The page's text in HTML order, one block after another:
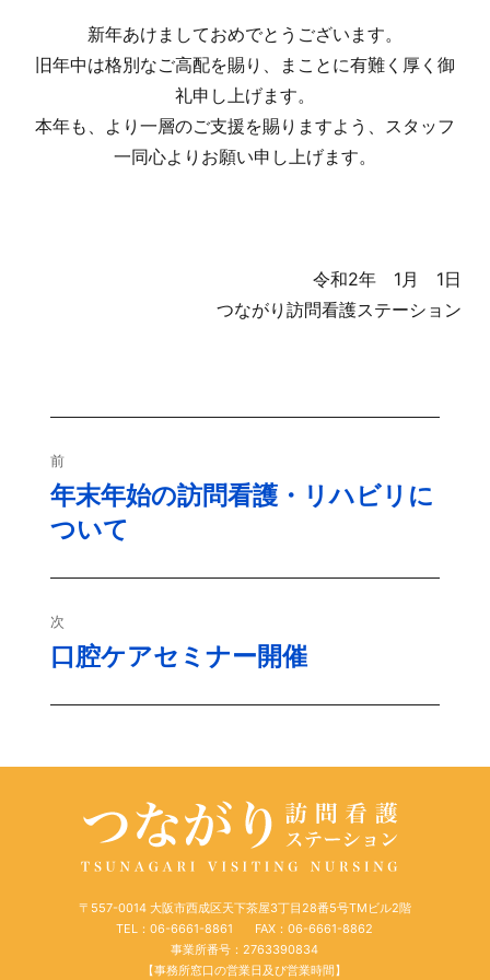
新年あけましておめでとうございます。
旧年中は格別なご高配を賜り、まことに有難く厚く御
礼申し上げます。
本年も、より一層のご支援を賜りますよう、スタッフ
一同心よりお願い申し上げます。
令和2年 1月 1日
つながり訪問看護ステーション
稿
ナ
ビ
ゲ
ー
シ
ョ
前
過
去
投
稿:
年末年始の訪問看護・リハビリに
ついて
次
次
投
口腔ケアセミナー開催
〒557-0014 大阪市西成区天下茶屋3丁目28番5号TMビル2階
TEL：06-6661-8861
FAX：06-6661-8862
事業所番号：2763390834
【事務所窓口の営業日及び営業時間】